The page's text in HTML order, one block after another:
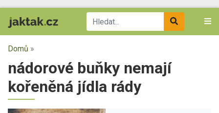
Domů »
nádorové buňky nemají
kořeněná jídla rády